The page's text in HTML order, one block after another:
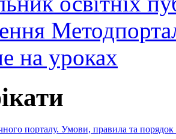
на уроках
порталу. Умови, правила та порядок